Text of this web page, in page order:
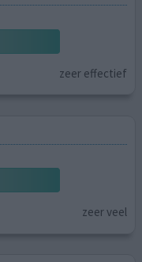
zeer effectief
zeer veel